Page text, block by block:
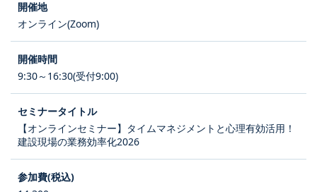
オンライン(Zoom)
9:30～16:30(受付9:00)
【オンラインセミナー】タイムマネジメントと心理有効活用！
建設現場の業務効率化2026